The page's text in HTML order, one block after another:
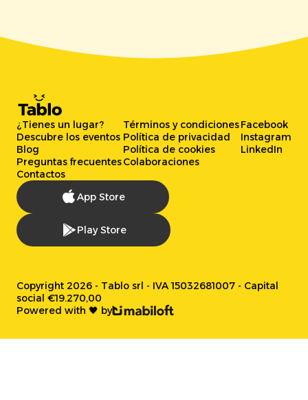
¿Tienes un lugar?
Descubre los eventos
Blog
Preguntas frecuentes
Contactos
Términos y condiciones
Política de privacidad
Política de cookies
Colaboraciones
Facebook
Instagram
LinkedIn
App Store
Play Store
Copyright 2026 - Tablo srl - IVA 15032681007 - Capital
social €19.270,00
Powered with 🖤 by